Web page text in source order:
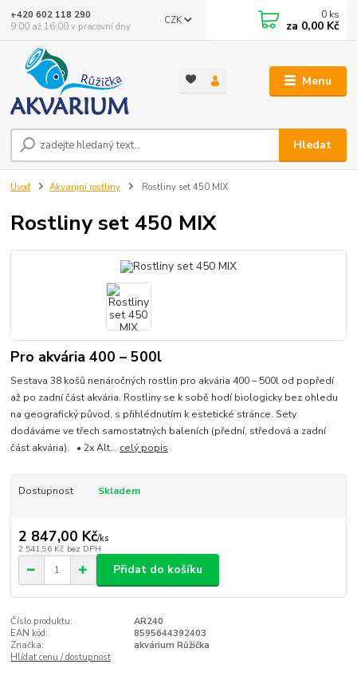
Menu
CZK
Hledat
+420 602 118 290
9:00 až 16:00 v pracovní dny
0 ks
za 0,00 Kč
Úvod Akvarijní rostliny Rostliny set 450 MIX
Rostliny set 450 MIX
Pro akvária 400 – 500l
Sestava 38 košů nenáročných rostlin pro akvária 400 – 500l od popředí
až po zadní část akvária. Rostliny se k sobě hodí biologicky bez ohledu
na geografický původ, s přihlédnutím k estetické stránce. Sety
dodáváme ve třech samostatných baleních (přední, středová a zadní
část akvária). • 2x Alt... celý popis
Dostupnost Skladem
2 847,00 Kč/ks
2 541,96 Kč bez DPH
Přidat do košíku
Číslo produktu:
AR240
EAN kód:
8595644392403
Značka:
akvárium Růžička
Hlídat cenu / dostupnost